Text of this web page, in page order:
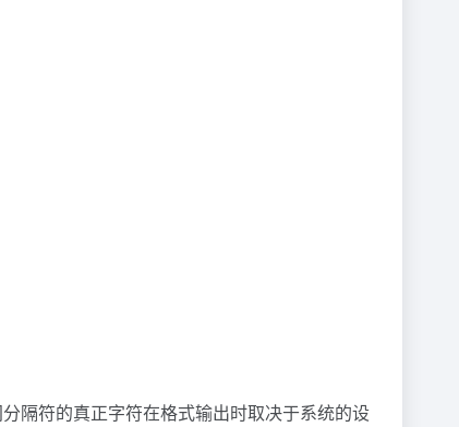
隔符的真正字符在格式输出时取决于系统的设